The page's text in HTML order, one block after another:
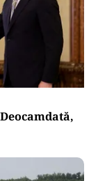
român: ANP
Ce ascund
răspunde
instituțiilor